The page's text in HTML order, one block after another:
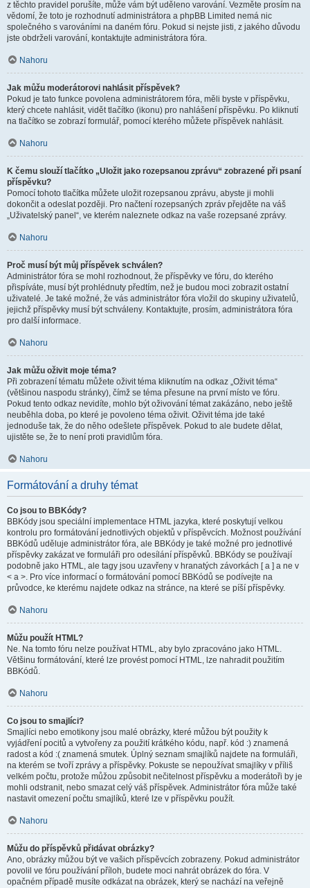
z těchto pravidel porušíte, může vám být uděleno varování. Vezměte prosím na
vědomí, že toto je rozhodnutí administrátora a phpBB Limited nemá nic
společného s varováními na daném fóru. Pokud si nejste jisti, z jakého důvodu
jste obdrželi varování, kontaktujte administrátora fóra.
Nahoru
Jak můžu moderátorovi nahlásit příspěvek?
Pokud je tato funkce povolena administrátorem fóra, měli byste v příspěvku,
který chcete nahlásit, vidět tlačítko (ikonu) pro nahlášení příspěvku. Po kliknutí
na tlačítko se zobrazí formulář, pomocí kterého můžete příspěvek nahlásit.
Nahoru
K čemu slouží tlačítko „Uložit jako rozepsanou zprávu“ zobrazené při psaní
příspěvku?
Pomocí tohoto tlačítka můžete uložit rozepsanou zprávu, abyste ji mohli
dokončit a odeslat později. Pro načtení rozepsaných zpráv přejděte na váš
„Uživatelský panel“, ve kterém naleznete odkaz na vaše rozepsané zprávy.
Nahoru
Proč musí být můj příspěvek schválen?
Administrátor fóra se mohl rozhodnout, že příspěvky ve fóru, do kterého
přispíváte, musí být prohlédnuty předtím, než je budou moci zobrazit ostatní
uživatelé. Je také možné, že vás administrátor fóra vložil do skupiny uživatelů,
jejichž příspěvky musí být schváleny. Kontaktujte, prosím, administrátora fóra
pro další informace.
Nahoru
Jak můžu oživit moje téma?
Při zobrazení tématu můžete oživit téma kliknutím na odkaz „Oživit téma“
(většinou naspodu stránky), čímž se téma přesune na první místo ve fóru.
Pokud tento odkaz nevidíte, mohlo být oživování témat zakázáno, nebo ještě
neuběhla doba, po které je povoleno téma oživit. Oživit téma jde také
jednoduše tak, že do něho odešlete příspěvek. Pokud to ale budete dělat,
ujistěte se, že to není proti pravidlům fóra.
Nahoru
Formátování a druhy témat
Co jsou to BBKódy?
BBKódy jsou speciální implementace HTML jazyka, které poskytují velkou
kontrolu pro formátování jednotlivých objektů v příspěvcích. Možnost používání
BBKódů uděluje administrátor fóra, ale BBKódy je také možné pro jednotlivé
příspěvky zakázat ve formuláři pro odesílání příspěvků. BBKódy se používají
podobně jako HTML, ale tagy jsou uzavřeny v hranatých závorkách [ a ] a ne v
< a >. Pro více informací o formátování pomocí BBKódů se podívejte na
průvodce, ke kterému najdete odkaz na stránce, na které se píší příspěvky.
Nahoru
Můžu použít HTML?
Ne. Na tomto fóru nelze používat HTML, aby bylo zpracováno jako HTML.
Většinu formátování, které lze provést pomocí HTML, lze nahradit použitím
BBKódů.
Nahoru
Co jsou to smajlíci?
Smajlíci nebo emotikony jsou malé obrázky, které můžou být použity k
vyjádření pocitů a vytvořeny za použití krátkého kódu, např. kód :) znamená
radost a kód :( znamená smutek. Úplný seznam smajlíků najdete na formuláři,
na kterém se tvoří zprávy a příspěvky. Pokuste se nepoužívat smajlíky v příliš
velkém počtu, protože můžou způsobit nečitelnost příspěvku a moderátoři by je
mohli odstranit, nebo smazat celý váš příspěvek. Administrátor fóra může také
nastavit omezení počtu smajlíků, které lze v příspěvku použít.
Nahoru
Můžu do příspěvků přidávat obrázky?
Ano, obrázky můžou být ve vašich příspěvcích zobrazeny. Pokud administrátor
povolil ve fóru používání příloh, budete moci nahrát obrázek do fóra. V
opačném případě musíte odkázat na obrázek, který se nachází na veřejně